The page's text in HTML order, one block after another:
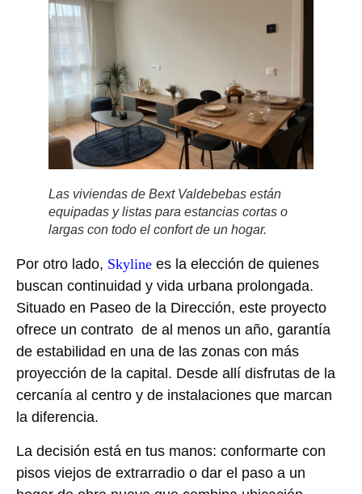
Las viviendas de Bext Valdebebas están
equipadas y listas para estancias cortas o
largas con todo el confort de un hogar.
Por otro lado, Skyline es la elección de quienes
buscan continuidad y vida urbana prolongada.
Situado en Paseo de la Dirección, este proyecto
ofrece un contrato de al menos un año, garantía
de estabilidad en una de las zonas con más
proyección de la capital. Desde allí disfrutas de la
cercanía al centro y de instalaciones que marcan
la diferencia.
La decisión está en tus manos: conformarte con
pisos viejos de extrarradio o dar el paso a un